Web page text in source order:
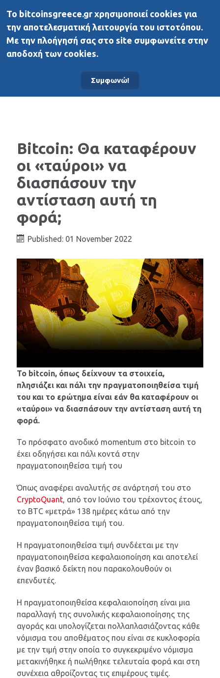
BitcoinsGreece
Νέα
Bitcoin: Θα καταφέρουν
οι «ταύροι» να
διασπάσουν την
αντίσταση αυτή τη
φορά;
Published: 01 November 2022
Το bitcoin, όπως δείχνουν τα στοιχεία,
πλησιάζει και πάλι την πραγματοποιηθείσα τιμή
του και το ερώτημα είναι εάν θα καταφέρουν οι
«ταύροι» να διασπάσουν την αντίσταση αυτή τη
φορά.
Το πρόσφατο ανοδικό momentum στο bitcoin το
έχει οδηγήσει και πάλι κοντά στην
πραγματοποιηθείσα τιμή του
Όπως αναφέρει αναλυτής σε ανάρτησή του στο
CryptoQuant, από τον Ιούνιο του τρέχοντος έτους,
το BTC «μετρά» 138 ημέρες κάτω από την
πραγματοποιηθείσα τιμή του.
Η πραγματοποιηθείσα τιμή συνδέεται με την
πραγματοποιηθείσα κεφαλαιοποίηση και αποτελεί
έναν βασικό δείκτη που παρακολουθούν οι
επενδυτές.
Η πραγματοποιηθείσα κεφαλαιοποίηση είναι μια
παραλλαγή της συνολικής κεφαλαιοποίησης της
αγοράς και υπολογίζεται πολλαπλασιάζοντας κάθε
νόμισμα του αποθέματος που είναι σε κυκλοφορία
με την τιμή στην οποία το συγκεκριμένο νόμισμα
μετακινήθηκε ή πωλήθηκε τελευταία φορά και στη
συνέχεια αθροίζοντας τις επιμέρους τιμές.
To bitcoinsgreece.gr χρησιμοποιεί cookies για
την αποτελεσματική λειτουργία του ιστοτόπου.
Με την πλοήγησή σας στο site συμφωνείτε στην
αποδοχή των cookies.
Συμφωνώ!